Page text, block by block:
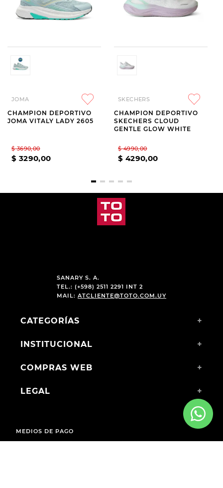
JOMA
CHAMPION DEPORTIVO
JOMA VITALY LADY 2605
$ 3690,00
$ 3290,00
SKECHERS
CHAMPION DEPORTIVO
SKECHERS CLOUD
GENTLE GLOW WHITE
$ 4990,00
$ 4290,00
SANARY S. A.
TEL.: (+598) 2511 2291 INT 2
MAIL: ATCLIENTE@TOTO.COM.UY
CATEGORÍAS +
INSTITUCIONAL +
COMPRAS WEB +
LEGAL +
MEDIOS DE PAGO